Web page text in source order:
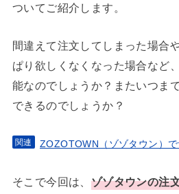
ついてご紹介します。
間違えて注文してしまった場合
ぱり欲しくなくなった場合など
能なのでしょうか？またいつま
できるのでしょうか？
ZOZOTOWN（ゾゾタウン）
そこで今回は、 ゾゾタウンの注